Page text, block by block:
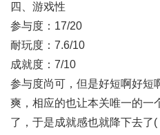
四、游戏性
参与度：17/20
耐玩度：7.6/10
成就度：7/10
参与度尚可，但是好短啊好短
爽，相应的也让本关唯一的一
了，于是成就感也就降下去了(